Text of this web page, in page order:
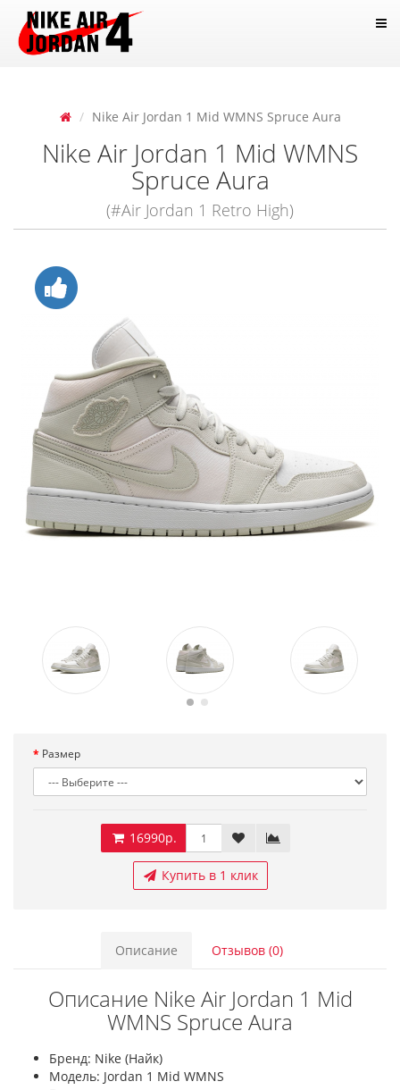
Nike Air Jordan 1 Mid WMNS Spruce Aura
Nike Air Jordan 1 Mid WMNS
Spruce Aura
(#Air Jordan 1 Retro High)
Размер
16990р.
Купить в 1 клик
Описание Отзывов (0)
Описание Nike Air Jordan 1 Mid
WMNS Spruce Aura
Бренд: Nike (Найк)
Модель: Jordan 1 Mid WMNS